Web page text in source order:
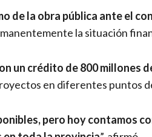
de la obra pública ante el
la situación
un crédito de 800 millones
en diferentes puntos
pero hoy contamos